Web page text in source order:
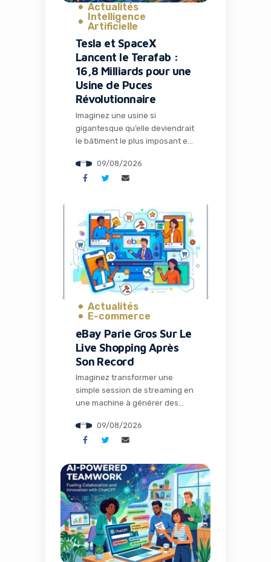
Actualités
Intelligence
Artificielle
Tesla et SpaceX
Lancent le Terafab :
16,8 Milliards pour une
Usine de Puces
Révolutionnaire
Imaginez une usine si
gigantesque qu’elle deviendrait
le bâtiment le plus imposant et
C’est exactement le projet
ambitieux que Tesla et SpaceX
conducteurs révolutionnaire au
Texas qui pourrait redéfinir
l’avenir de l’intelligence
artificielle et de la robotique.
Pour les entrepreneurs, les […]
09/08/2026
Actualités
E-commerce
eBay Parie Gros Sur Le
Live Shopping Après
Son Record
Imaginez transformer une
simple session de streaming en
une machine à générer des
C’est précisément ce que vit
eBay en ce moment avec son
shopping. Alors que le géant du
e-commerce dévoile des
résultats exceptionnels pour
son deuxième trimestre 2026,
une tendance claire émerge : le
[…]
09/08/2026